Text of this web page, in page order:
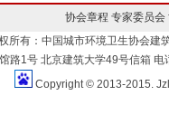
协会章程 专家委员会
所有：中国城市环境卫生协会建
路1号 北京建筑大学49号信箱
Copyright © 2013-2015.